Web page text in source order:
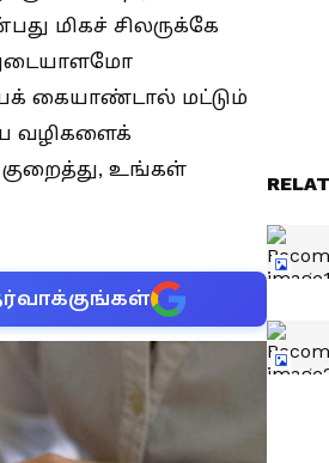
மிகச் சிலருக்கே
அடையாளமோ
கையாண்டால் மட்டும்
வழிகளைக்
குறைத்து, உங்கள்